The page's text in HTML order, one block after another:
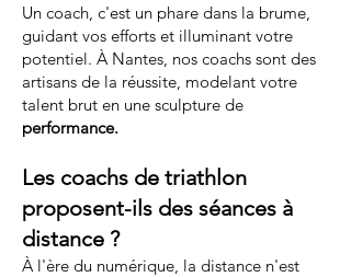
Un coach, c'est un phare dans la brume,
guidant vos efforts et illuminant votre
potentiel. À Nantes, nos coachs sont des
artisans de la réussite, modelant votre
talent brut en une sculpture de
performance.
Les coachs de triathlon
proposent-ils des séances à
distance ?
À l'ère du numérique, la distance n'est